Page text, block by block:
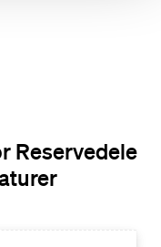
Reservedele